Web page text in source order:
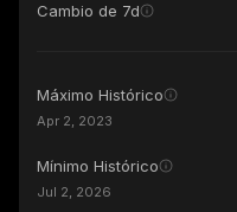
Cambio de 7d
Máximo Histórico
Apr 2, 2023
Mínimo Histórico
Jul 2, 2026